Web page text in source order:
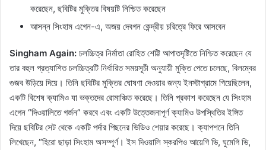
করেছেন, ছবিটির মুক্তির বিষয়টি নিশ্চিত করেছেন
আসন্ন সিংহাম এগেন-এ, অজয় ​​দেবগন কেন্দ্রীয় চরিত্রে ফিরে আসবেন
Singham Again: চলচ্চিত্র নির্মাতা রোহিত শেট্টি আপাতদৃষ্টিতে নিশ্চিত করেছেন যে
তার বহুল প্রত্যাশিত চলচ্চিত্রটি নির্ধারিত সময়সূচী অনুযায়ী মুক্তি পেতে চলেছে, বিলম্বের
গুজব উড়িয়ে দিয়ে। তিনি ছবিটির মুক্তির ঘোষণা দেওয়ার জন্য ইনস্টাগ্রামে গিয়েছিলেন,
একটি বিশেষ ক্যামিও যা ভক্তদের রোমাঞ্চিত করেছে। তিনি প্রকাশ করেছেন যে সিংহাম
এগেন “দিওয়ালিতে গর্জন” করবে এবং একটি উত্তেজনাপূর্ণ ক্যামিও উপস্থিতির ইঙ্গিত
দিয়ে ছবিটির সেট থেকে একটি পর্দার পিছনের ভিডিও শেয়ার করেছে। ক্যাপশনে তিনি
লিখেছেন, “হিরো ছাড়া সিংহাম অসম্পূর্ণ। ইস দিওয়ালি স্করপিও আয়েগি ভি, ঘুমেগি ভি,